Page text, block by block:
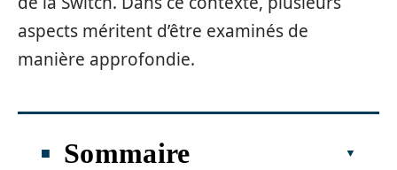
aspects méritent d’être examinés de
manière approfondie.
Sommaire